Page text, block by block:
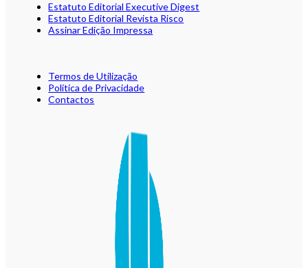
Estatuto Editorial Executive Digest
Estatuto Editorial Revista Risco
Assinar Edição Impressa
Termos de Utilização
Política de Privacidade
Contactos